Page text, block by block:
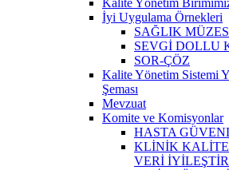
İyi Uygulama Örnekleri
SAĞLIK
SEVGİ DOLLU
SOR-ÇÖZ
Kalite Yönetim Sistemi
Şeması
Mevzuat
Komite ve Komisyonlar
HASTA
KLİNİK
VERİ